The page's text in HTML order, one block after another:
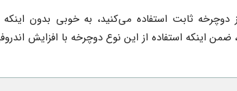
ثابت استفاده می‌کنید، به خوبی بدون اینکه
ضمن اینکه استفاده از این نوع دوچرخه با افزایش